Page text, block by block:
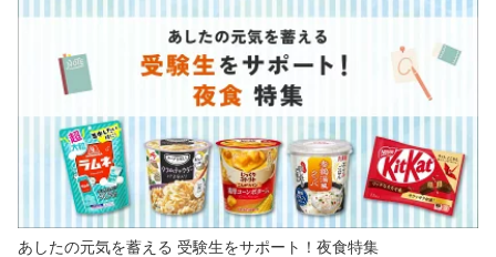
あしたの元気を蓄える 受験生をサポート！夜食特集